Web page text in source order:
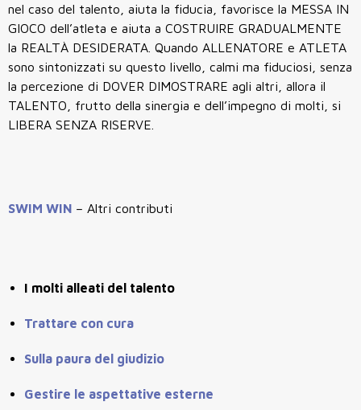
nel caso del talento, aiuta la fiducia, favorisce la MESSA IN
GIOCO dell’atleta e aiuta a COSTRUIRE GRADUALMENTE
la REALTÀ DESIDERATA. Quando ALLENATORE e ATLETA
sono sintonizzati su questo livello, calmi ma fiduciosi, senza
la percezione di DOVER DIMOSTRARE agli altri, allora il
TALENTO, frutto della sinergia e dell’impegno di molti, si
LIBERA SENZA RISERVE.
SWIM WIN – Altri contributi
I molti alleati del talento
Trattare con cura
Sulla paura del giudizio
Gestire le aspettative esterne